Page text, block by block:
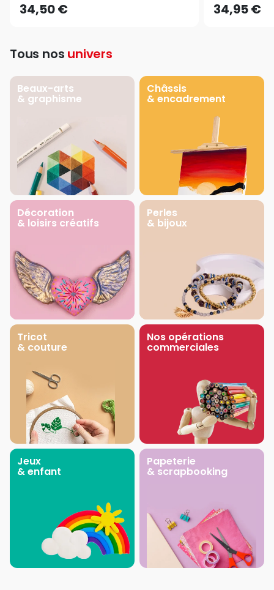
34,50 € 34,95 €
Tous nos univers
Beaux-arts
& graphisme
Châssis
& encadrement
Décoration
& loisirs créatifs
Perles
& bijoux
Tricot
& couture
Nos opérations
commerciales
Jeux
& enfant
Papeterie
& scrapbooking